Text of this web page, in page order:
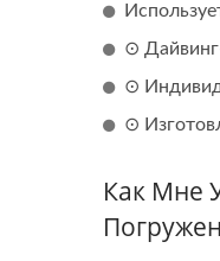
⊙
⊙
⊙
Как Мне